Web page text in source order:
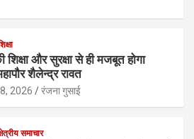
शिक्षा और सुरक्षा से ही मजबूत होगा
शैलेन्द्र रावत
2026 रंजना गुसाई
समाचार